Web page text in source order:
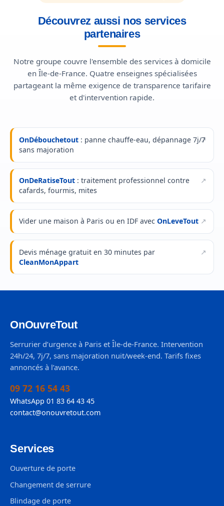
Découvrez aussi nos services
partenaires
Notre groupe couvre l'ensemble des services à domicile
en Île-de-France. Quatre enseignes spécialisées
partageant la même exigence de transparence tarifaire
et d'intervention rapide.
OnDébouchetout: panne chauffe-eau, dépannage 7j/7
sans majoration
OnDeRatiseTout: traitement professionnel contre
cafards, fourmis, mites
Vider une maison à Paris ou en IDF avec OnLeveTout
Devis ménage gratuit en 30 minutes par
CleanMonAppart
OnOuvreTout
Serrurier d’urgence à Paris et Île-de-France. Intervention
24h/24, 7j/7, sans majoration nuit/week-end. Tarifs fixes
annoncés à l’avance.
09 72 16 54 43
WhatsApp 01 83 64 43 45
contact@onouvretout.com
Services
Ouverture de porte
Changement de serrure
Blindage de porte